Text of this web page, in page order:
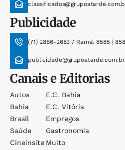
Publicidade
(71) 2886-2683 / Ramal 8585 |
publicidade@grupoatarde.com.br
Canais e Editorias
Autos
Bahia
Brasil
Saúde
Cineinsite
E.c. Bahia
E.c. Vitória
Empregos
Gastronomia
Muito